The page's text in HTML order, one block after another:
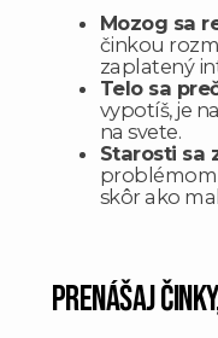
Mozog sa
činkou
zaplatený
Telo sa
vypotíš, je
na svete.
Starosti sa
problémom
skôr ako
Prenášaj